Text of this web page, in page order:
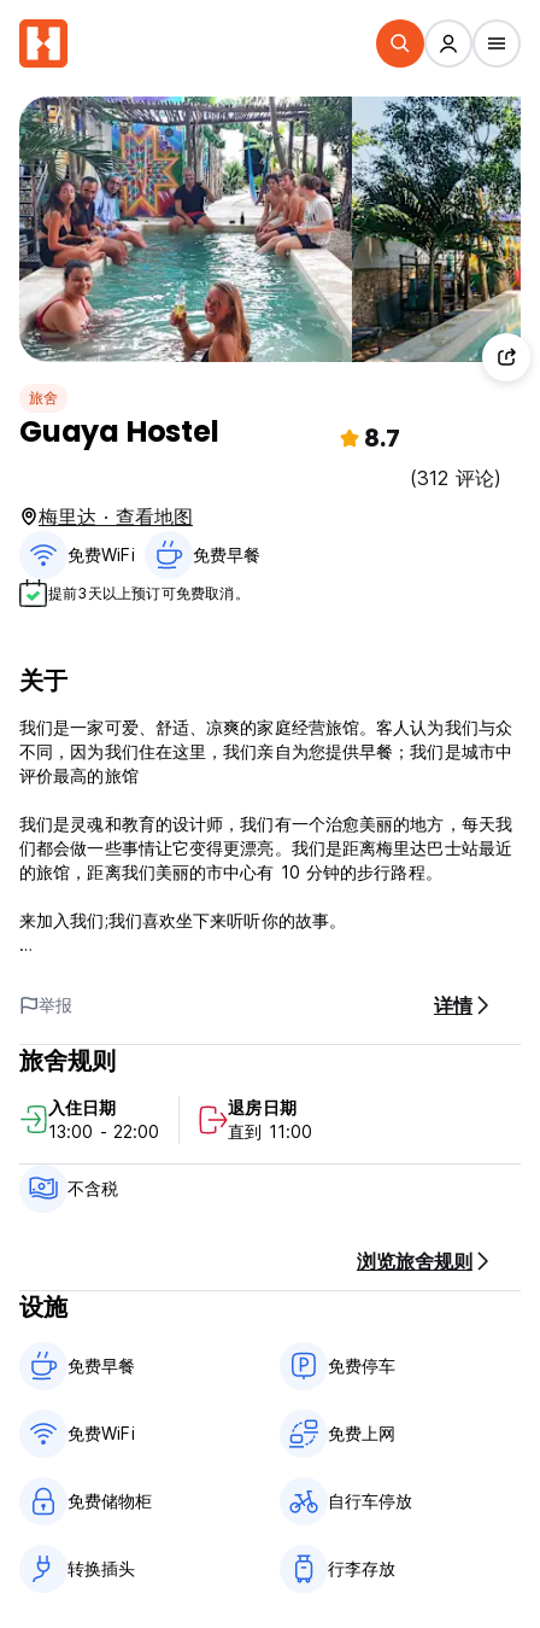
旅舍
Guaya Hostel 8.7
(312 评论)
梅里达 · 查看地图
免费WiFi 免费早餐‎
提前3天以上预订可免费取消。
关于
我们是一家可爱、舒适、凉爽的家庭经营旅馆。客人认为我们与众
不同，因为我们住在这里，我们亲自为您提供早餐；我们是城市中
评价最高的旅馆
我们是灵魂和教育的设计师，我们有一个治愈美丽的地方，每天我
们都会做一些事情让它变得更漂亮。我们是距离梅里达巴士站最近
的旅馆，距离我们美丽的市中心有 10 分钟的步行路程。
来加入我们;我们喜欢坐下来听听你的故事。
取消政策：抵达前 24 小时。如果延迟取消或未入住，您将需要支
付入住第一晚的费用。
13:00前退房。
抵达时以现金、信用卡和借记卡付款 (+4%)。该酒店可能会在您抵
达前对您的信用卡进行预授权。
我们不接受 18 岁以下的顾客。
仅在室外区域吸烟。
举报 详情
旅舍规则
入住日期
13:00 - 22:00
退房日期
直到 11:00
不含税
浏览旅舍规则
设施
免费早餐‎ 免费停车
免费WiFi 免费上网
免费储物柜 自行车停放
转换插头 行李存放